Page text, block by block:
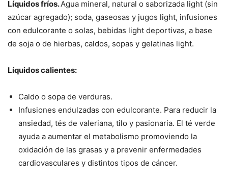
Líquidos fríos.Agua mineral, natural o saborizada light (sin
azúcar agregado); soda, gaseosas y jugos light, infusiones
con edulcorante o solas, bebidas light deportivas, a base
de soja o de hierbas, caldos, sopas y gelatinas light.
Líquidos calientes:
Caldo o sopa de verduras.
Infusiones endulzadas con edulcorante. Para reducir la
ansiedad, tés de valeriana, tilo y pasionaria. El té verde
ayuda a aumentar el metabolismo promoviendo la
oxidación de las grasas y a prevenir enfermedades
cardiovasculares y distintos tipos de cáncer.